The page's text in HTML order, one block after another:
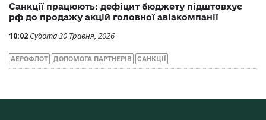
Санкції працюють: дефіцит бюджету підштовхує
рф до продажу акцій головної авіакомпанії
10:02 Субота 30 Травня, 2026
АЕРОФЛОТ ДОПОМОГА ПАРТНЕРІВ САНКЦІЇ